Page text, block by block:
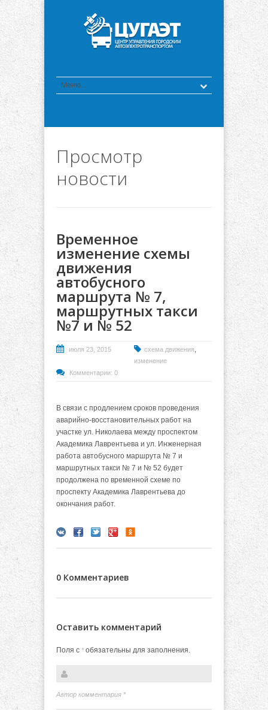
Просмотр
новости
Временное
изменение схемы
движения
автобусного
маршрута № 7,
маршрутных такси
№7 и № 52
июля 23, 2015 схема движения,
изменение
Комментарии: 0
В связи с продлением сроков проведения
аварийно-восстановительных работ на
участке ул. Николаева между проспектом
Академика Лаврентьева и ул. Инженерная
работа автобусного маршрута № 7 и
маршрутных такси № 7 и № 52 будет
продолжена по временной схеме по
проспекту Академика Лаврентьева до
окончания работ.
0 Комментариев
Оставить комментарий
Поля с *обязательны для заполнения.
Автор комментария *